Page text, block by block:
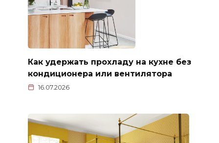
Как удержать прохладу на кухне без
кондиционера или вентилятора
16.07.2026